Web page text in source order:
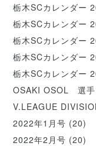
栃木SCカレンダー
栃木SCカレンダー
栃木SCカレンダー
栃木SCカレンダー
栃木SCカレンダー
OSAKI OSOL 選手
V.LEAGUE
2022年1月号 (20)
2022年2月号 (20)